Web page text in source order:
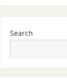
Search